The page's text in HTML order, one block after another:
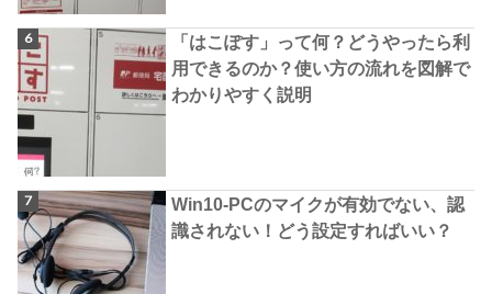
「はこぽす」って何？どうやったら利
用できるのか？使い方の流れを図解で
わかりやすく説明
Win10-PCのマイクが有効でない、認
識されない！どう設定すればいい？